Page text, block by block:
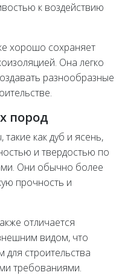
к воздействию
хорошо сохраняет
Она легко
разнообразные
пород
как дуб и ясень,
и твердостью по
Они обычно более
прочность и
отличается
видом, что
строительства
требованиями.